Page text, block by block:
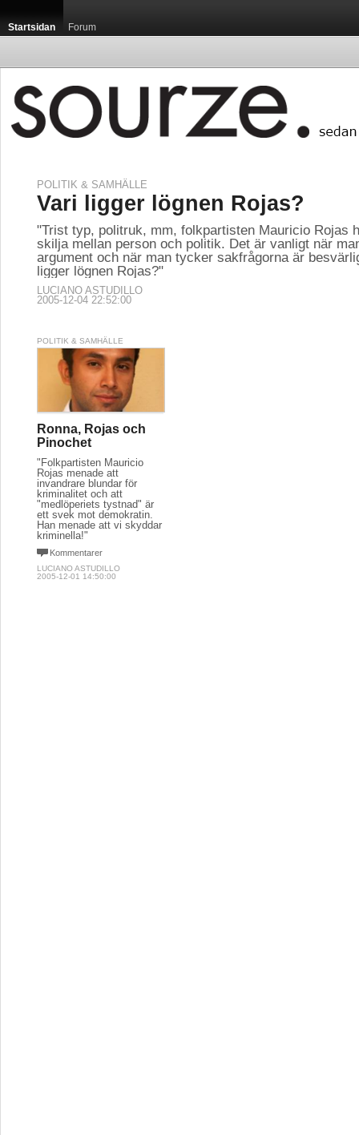
Startsidan Forum
POLITIK & SAMHÄLLE
Vari ligger lögnen Rojas?
"Trist typ, politruk, mm, folkpartisten Mauricio Rojas
skilja mellan person och politik. Det är vanligt när
argument och när man tycker sakfrågorna är
ligger lögnen Rojas?"
LUCIANO ASTUDILLO
2005-12-04 22:52:00
POLITIK & SAMHÄLLE
Ronna, Rojas och
Pinochet
"Folkpartisten Mauricio
Rojas menade att
invandrare blundar för
kriminalitet och att
"medlöperiets tystnad" är
ett svek mot demokratin.
Han menade att vi skyddar
kriminella!"
Kommentarer
LUCIANO ASTUDILLO
2005-12-01 14:50:00